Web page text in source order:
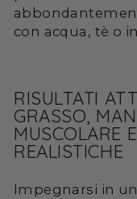
con acqua, tè o
RISULTATI
GRASSO,
MUSCOLARE
REALISTICHE
Impegnarsi in